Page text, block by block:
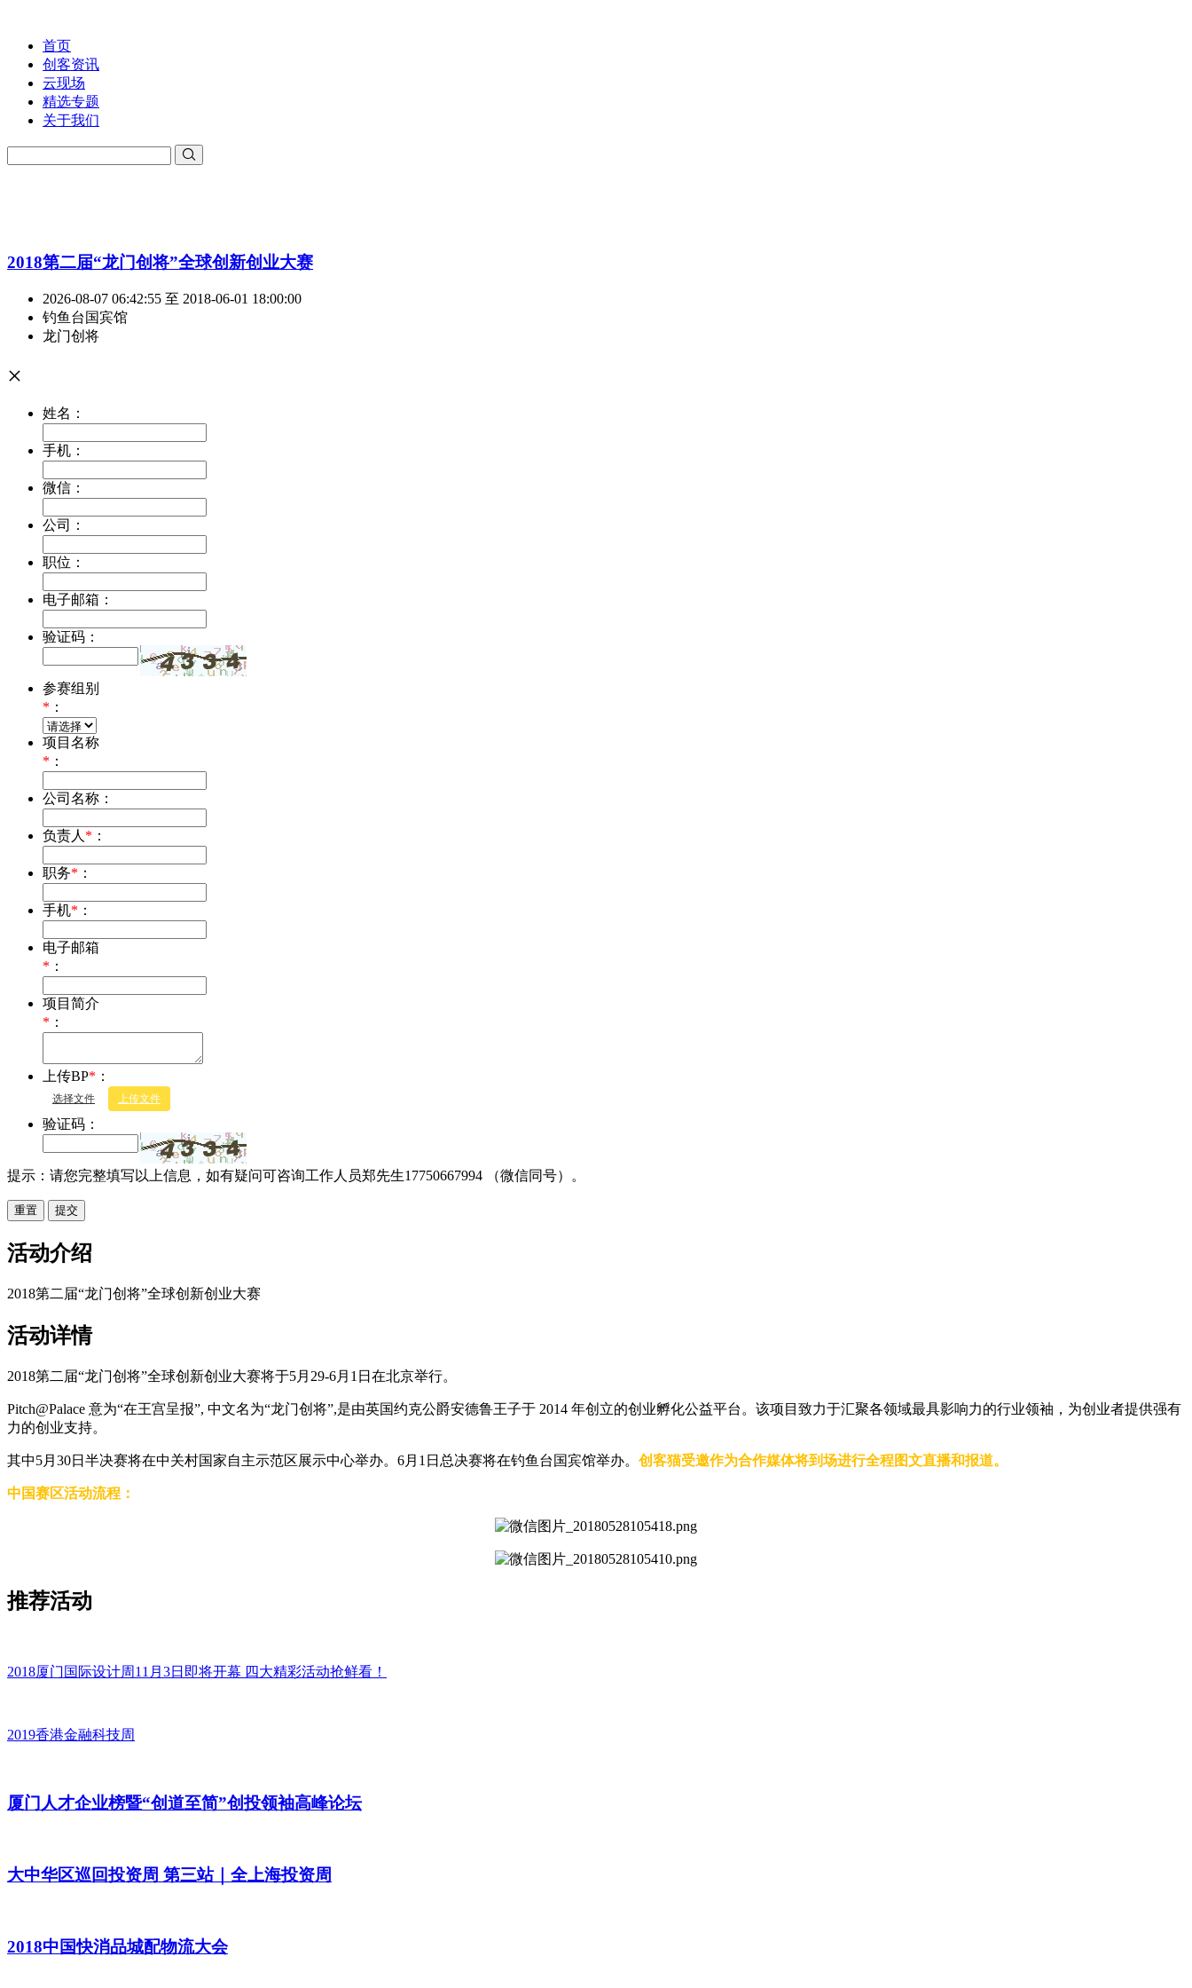
首页
创客资讯
云现场
精选专题
关于我们
2018第二届“龙门创将”全球创新创业大赛
2026-08-07 06:42:55 至 2018-06-01 18:00:00
钓鱼台国宾馆
龙门创将
×
姓名：
手机：
微信：
公司：
职位：
电子邮箱：
验证码：
参赛组别
* ：
项目名称
* ：
公司名称：
负责人* ：
职务* ：
手机* ：
电子邮箱
* ：
项目简介
* ：
上传BP* ：
选择文件 上传文件
验证码：
提示：请您完整填写以上信息，如有疑问可咨询工作人员郑先生17750667994 （微信同号）。
重置
活动介绍
2018第二届“龙门创将”全球创新创业大赛
活动详情
2018第二届“龙门创将”全球创新创业大赛将于5月29-6月1日在北京举行。
Pitch@Palace 意为“在王宫呈报”, 中文名为“龙门创将”,是由英国约克公爵安德鲁王子于 2014 年创立的创业孵化公益平台。该项目致力于汇聚各领域最具影响力的行业领袖，为创业者提供强有
力的创业支持。
其中5月30日半决赛将在中关村国家自主示范区展示中心举办。6月1日总决赛将在钓鱼台国宾馆举办。 创客猫受邀作为合作媒体将到场进行全程图文直播和报道。
中国赛区活动流程：
推荐活动
2018厦门国际设计周11月3日即将开幕 四大精彩活动抢鲜看！
2019香港金融科技周
厦门人才企业榜暨“创道至简”创投领袖高峰论坛
大中华区巡回投资周 第三站｜全上海投资周
2018中国快消品城配物流大会